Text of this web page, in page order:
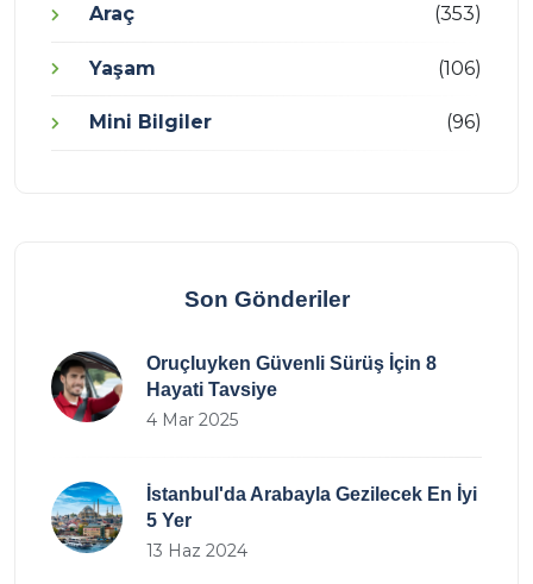
Araç (353)
Yaşam (106)
Mini Bilgiler (96)
Son Gönderiler
Oruçluyken Güvenli Sürüş İçin 8
Hayati Tavsiye
4 Mar 2025
İstanbul'da Arabayla Gezilecek En İyi
5 Yer
13 Haz 2024